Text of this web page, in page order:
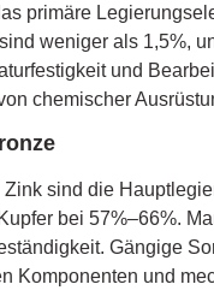
primäre
weniger als 1,5%,
und
chemischer
Zink sind die
bei 57%–66%.
Gängige
Komponenten und